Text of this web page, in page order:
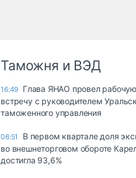
Таможня и ВЭД
16:49 Глава ЯНАО провел рабочую
встречу с руководителем
таможенного управления
06:51
В первом квартале доля
во внешнеторговом обороте
достигла 93,6%